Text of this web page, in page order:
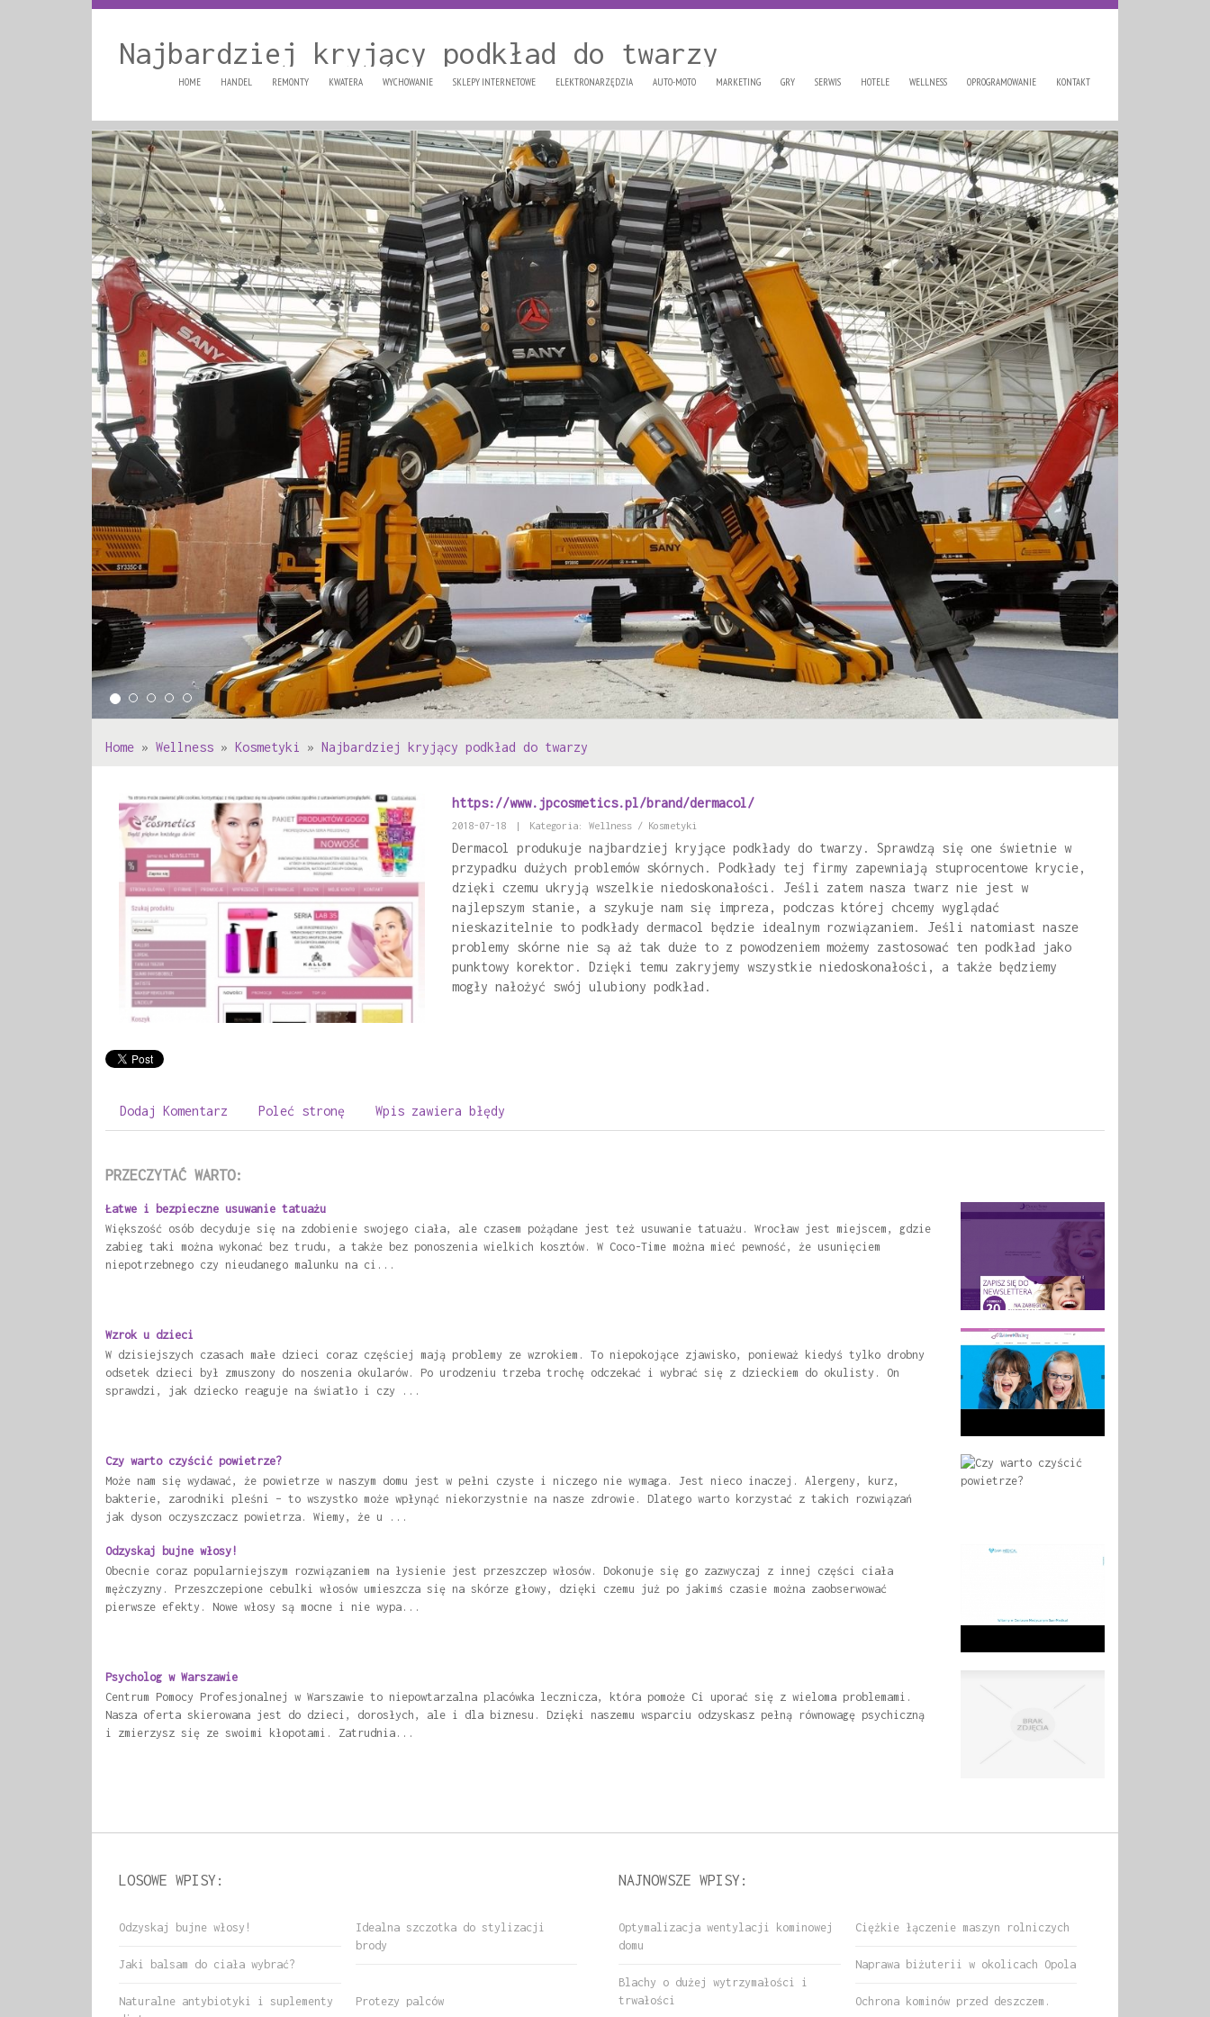
Najbardziej kryjący podkład do twarzy
HOME HANDEL REMONTY KWATERA WYCHOWANIE SKLEPY INTERNETOWE ELEKTRONARZĘDZIA AUTO-MOTO MARKETING GRY SERWIS HOTELE WELLNESS OPROGRAMOWANIE KONTAKT
Home » Wellness » Kosmetyki » Najbardziej kryjący podkład do twarzy
https://www.jpcosmetics.pl/brand/dermacol/
2018-07-18 | Kategoria: Wellness / Kosmetyki
Dermacol produkuje najbardziej kryjące podkłady do twarzy. Sprawdzą się one świetnie w
przypadku dużych problemów skórnych. Podkłady tej firmy zapewniają stuprocentowe krycie,
dzięki czemu ukryją wszelkie niedoskonałości. Jeśli zatem nasza twarz nie jest w
najlepszym stanie, a szykuje nam się impreza, podczas której chcemy wyglądać
nieskazitelnie to podkłady dermacol będzie idealnym rozwiązaniem. Jeśli natomiast nasze
problemy skórne nie są aż tak duże to z powodzeniem możemy zastosować ten podkład jako
punktowy korektor. Dzięki temu zakryjemy wszystkie niedoskonałości, a także będziemy
mogły nałożyć swój ulubiony podkład.
Dodaj Komentarz Poleć stronę Wpis zawiera błędy
PRZECZYTAĆ WARTO:
Łatwe i bezpieczne usuwanie tatuażu
Większość osób decyduje się na zdobienie swojego ciała, ale czasem pożądane jest też usuwanie tatuażu. Wrocław jest miejscem, gdzie
zabieg taki można wykonać bez trudu, a także bez ponoszenia wielkich kosztów. W Coco-Time można mieć pewność, że usunięciem
niepotrzebnego czy nieudanego malunku na ci...
Wzrok u dzieci
W dzisiejszych czasach małe dzieci coraz częściej mają problemy ze wzrokiem. To niepokojące zjawisko, ponieważ kiedyś tylko drobny
odsetek dzieci był zmuszony do noszenia okularów. Po urodzeniu trzeba trochę odczekać i wybrać się z dzieckiem do okulisty. On
sprawdzi, jak dziecko reaguje na światło i czy ...
Czy warto czyścić powietrze?
Może nam się wydawać, że powietrze w naszym domu jest w pełni czyste i niczego nie wymaga. Jest nieco inaczej. Alergeny, kurz,
bakterie, zarodniki pleśni – to wszystko może wpłynąć niekorzystnie na nasze zdrowie. Dlatego warto korzystać z takich rozwiązań
jak dyson oczyszczacz powietrza. Wiemy, że u ...
Odzyskaj bujne włosy!
Obecnie coraz popularniejszym rozwiązaniem na łysienie jest przeszczep włosów. Dokonuje się go zazwyczaj z innej części ciała
mężczyzny. Przeszczepione cebulki włosów umieszcza się na skórze głowy, dzięki czemu już po jakimś czasie można zaobserwować
pierwsze efekty. Nowe włosy są mocne i nie wypa...
Psycholog w Warszawie
Centrum Pomocy Profesjonalnej w Warszawie to niepowtarzalna placówka lecznicza, która pomoże Ci uporać się z wieloma problemami.
Nasza oferta skierowana jest do dzieci, dorosłych, ale i dla biznesu. Dzięki naszemu wsparciu odzyskasz pełną równowagę psychiczną
i zmierzysz się ze swoimi kłopotami. Zatrudnia...
LOSOWE WPISY:
Idealna szczotka do stylizacji
brody
Odzyskaj bujne włosy!
Jaki balsam do ciała wybrać?
Naturalne antybiotyki i suplementy
Protezy palców
NAJNOWSZE WPISY:
Ciężkie łączenie maszyn rolniczych
Optymalizacja wentylacji kominowej
domu
Naprawa biżuterii w okolicach Opola
Blachy o dużej wytrzymałości i
trwałości
Ochrona kominów przed deszczem.